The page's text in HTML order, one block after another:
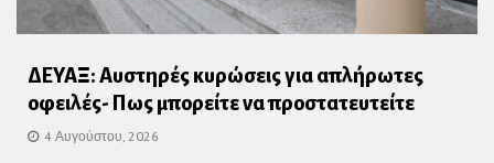
ΔΕΥΑΞ: Αυστηρές κυρώσεις για απλήρωτες
οφειλές- Πως μπορείτε να προστατευτείτε
4 Αυγούστου, 2026